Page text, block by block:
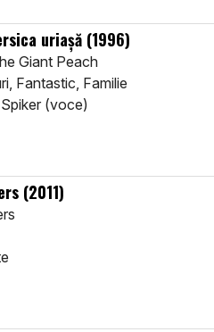
uriașă (1996)
Giant Peach
Fantastic, Familie
(voce)
(2011)